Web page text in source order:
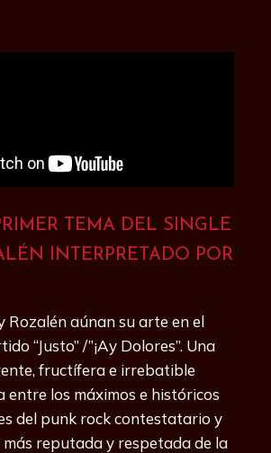
TEMA DEL SINGLE
INTERPRETADO POR
Rozalén aúnan su arte en el
“Justo” /”¡Ay Dolores”. Una
fructífera e irrebatible
entre los máximos e históricos
del punk rock contestatario y
reputada y respetada de la